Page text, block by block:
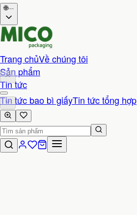
🌐···
Trang chủVề chúng tôi
Sản phẩm
Tin tức
Tin tức bao bì giấyTin tức tổng hợp
Liên hệ